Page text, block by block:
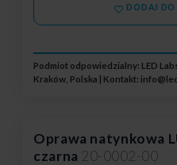
DODAJ DO
Podmiot odpowiedzialny: LED
Kraków, Polska | Kontakt:
Oprawa natynkowa
czarna 20-0002-00